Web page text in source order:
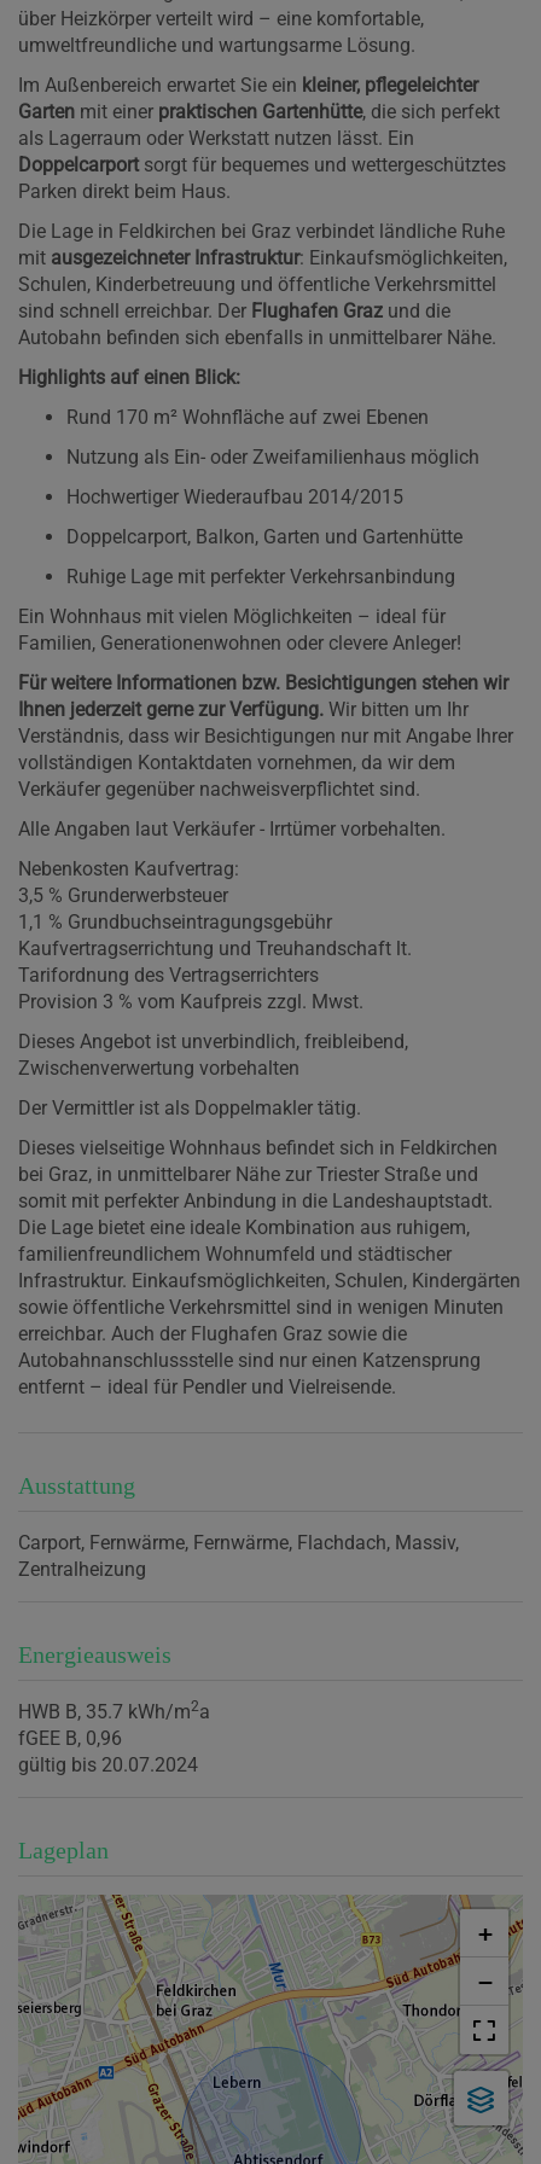
über Heizkörper verteilt wird – eine komfortable,
umweltfreundliche und wartungsarme Lösung.
Im Außenbereich erwartet Sie ein kleiner, pflegeleichter
Garten mit einer praktischen Gartenhütte, die sich perfekt
als Lagerraum oder Werkstatt nutzen lässt. Ein
Doppelcarportsorgt für bequemes und wettergeschütztes
Parken direkt beim Haus.
Die Lage in Feldkirchen bei Graz verbindet ländliche Ruhe
mit ausgezeichneter Infrastruktur: Einkaufsmöglichkeiten,
Schulen, Kinderbetreuung und öffentliche Verkehrsmittel
sind schnell erreichbar. Der Flughafen Graz und die
Autobahn befinden sich ebenfalls in unmittelbarer Nähe.
Highlights auf einen Blick:
Rund 170 m² Wohnfläche auf zwei Ebenen
Nutzung als Ein- oder Zweifamilienhaus möglich
Hochwertiger Wiederaufbau 2014/2015
Doppelcarport, Balkon, Garten und Gartenhütte
Ruhige Lage mit perfekter Verkehrsanbindung
Ein Wohnhaus mit vielen Möglichkeiten – ideal für
Familien, Generationenwohnen oder clevere Anleger!
Für weitere Informationen bzw. Besichtigungen stehen wir
Ihnen jederzeit gerne zur Verfügung. Wir bitten um Ihr
Verständnis, dass wir Besichtigungen nur mit Angabe Ihrer
vollständigen Kontaktdaten vornehmen, da wir dem
Verkäufer gegenüber nachweisverpflichtet sind.
Alle Angaben laut Verkäufer - Irrtümer vorbehalten.
Nebenkosten Kaufvertrag:
3,5 % Grunderwerbsteuer
1,1 % Grundbuchseintragungsgebühr
Kaufvertragserrichtung und Treuhandschaft lt.
Tarifordnung des Vertragserrichters
Provision 3 % vom Kaufpreis zzgl. Mwst.
Dieses Angebot ist unverbindlich, freibleibend,
Zwischenverwertung vorbehalten
Der Vermittler ist als Doppelmakler tätig.
Dieses vielseitige Wohnhaus befindet sich in Feldkirchen
bei Graz, in unmittelbarer Nähe zur Triester Straße und
somit mit perfekter Anbindung in die Landeshauptstadt.
Die Lage bietet eine ideale Kombination aus ruhigem,
familienfreundlichem Wohnumfeld und städtischer
Infrastruktur. Einkaufsmöglichkeiten, Schulen, Kindergärten
sowie öffentliche Verkehrsmittel sind in wenigen Minuten
erreichbar. Auch der Flughafen Graz sowie die
Autobahnanschlussstelle sind nur einen Katzensprung
entfernt – ideal für Pendler und Vielreisende.
Ausstattung
Carport Fernwärme Fernwärme Flachdach Massiv
Zentralheizung
Energieausweis
HWB B, 35.7 kWh/m2a
fGEE B, 0,96
gültig bis 20.07.2024
Lageplan
+
−